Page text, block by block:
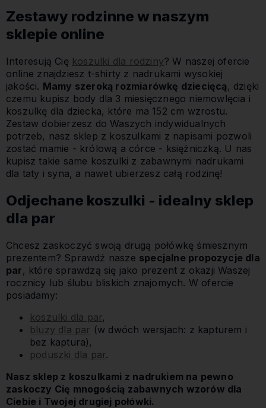
Zestawy rodzinne w naszym
sklepie online
Interesują Cię koszulki dla rodziny? W naszej ofercie
online znajdziesz t-shirty z nadrukami wysokiej
jakości. Mamy szeroką rozmiarówkę dziecięcą , dzięki
czemu kupisz body dla 3 miesięcznego niemowlęcia i
koszulkę dla dziecka, które ma 152 cm wzrostu.
Zestaw dobierzesz do Waszych indywidualnych
potrzeb, nasz sklep z koszulkami z napisami pozwoli
zostać mamie - królową a córce - księżniczką. U nas
kupisz takie same koszulki z zabawnymi nadrukami
dla taty i syna, a nawet ubierzesz całą rodzinę!
Odjechane koszulki - idealny sklep
dla par
Chcesz zaskoczyć swoją drugą połówkę śmiesznym
prezentem? Sprawdź nasze specjalne propozycje dla
par , które sprawdzą się jako prezent z okazji Waszej
rocznicy lub ślubu bliskich znajomych. W ofercie
posiadamy:
koszulki dla par,
bluzy dla par (w dwóch wersjach: z kapturem i
bez kaptura),
poduszki dla par.
Nasz sklep z koszulkami z nadrukiem na pewno
zaskoczy Cię mnogością zabawnych wzorów dla
Ciebie i Twojej drugiej połówki.